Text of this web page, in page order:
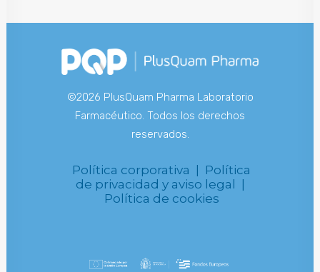
©2026 PlusQuam Pharma Laboratorio
Farmacéutico. Todos los derechos
reservados.
Política corporativa | Política
de privacidad y aviso legal |
Política de cookies